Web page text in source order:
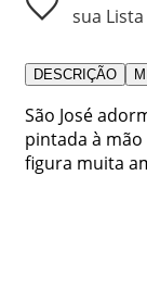
sua
DESCRIÇÃO
São José
pintada à
figura muita